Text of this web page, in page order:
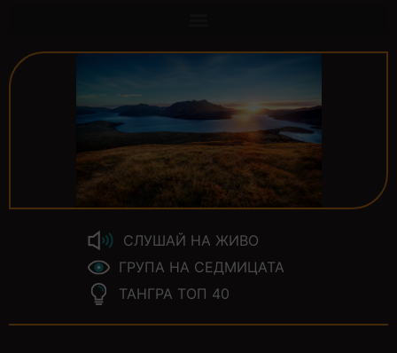
СЛУШАЙ НА ЖИВО
ГРУПА НА СЕДМИЦАТА
ТАНГРА ТОП 40